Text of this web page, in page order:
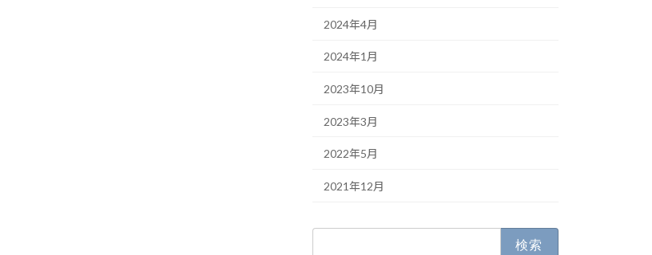
2024年4月
2024年1月
2023年10月
2023年3月
2022年5月
2021年12月